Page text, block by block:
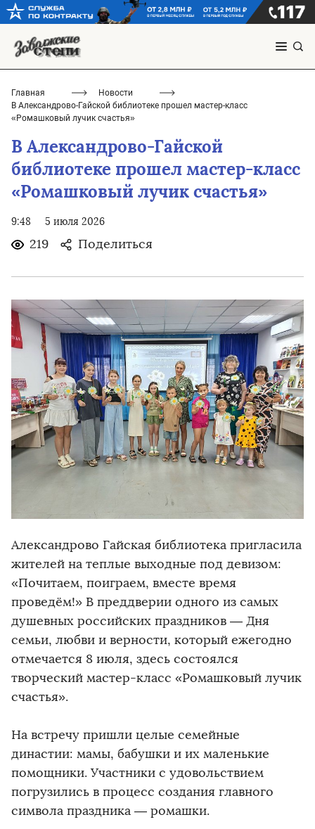
Главная
Новости
В Александрово-Гайской библиотеке прошел мастер-класс
«Ромашковый лучик счастья»
В Александрово-Гайской
библиотеке прошел мастер-класс
«Ромашковый лучик счастья»
9:48 5 июля 2026
219 Поделиться
Александрово Гайская библиотека пригласила
жителей на теплые выходные под девизом:
«Почитаем, поиграем, вместе время
проведём!» В преддверии одного из самых
душевных российских праздников — Дня
семьи, любви и верности, который ежегодно
отмечается 8 июля, здесь состоялся
творческий мастер-класс «Ромашковый лучик
счастья».
На встречу пришли целые семейные
династии: мамы, бабушки и их маленькие
помощники. Участники с удовольствием
погрузились в процесс создания главного
символа праздника — ромашки.